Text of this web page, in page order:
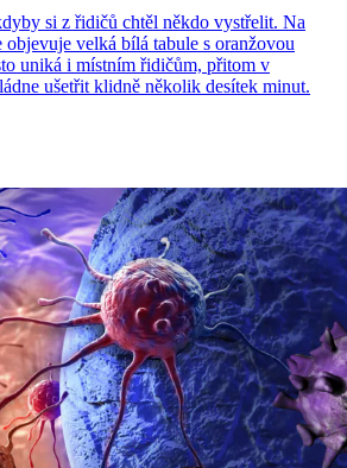
si z řidičů chtěl někdo vystřelit. Na
objevuje velká bílá tabule s oranžovou
uniká i místním řidičům, přitom v
ušetřit klidně několik desítek minut.